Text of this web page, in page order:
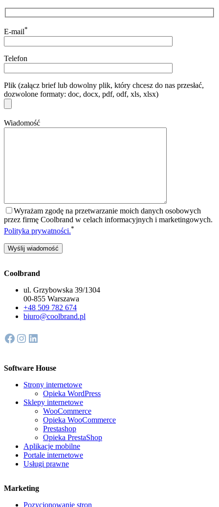
E-mail*
Telefon
Plik (załącz brief lub dowolny plik, który chcesz do nas przesłać,
dozwolone formaty: doc, docx, pdf, odf, xls, xlsx)
Wiadomość
Wyrażam zgodę na przetwarzanie moich danych osobowych
przez firmę Coolbrand w celach informacyjnych i marketingowych.
Polityka prywatności.*
Coolbrand
ul. Grzybowska 39/1304
00-855 Warszawa
+48 509 782 674
biuro@coolbrand.pl
Facebook Instagram LinkedIn
Software House
Strony internetowe
Opieka WordPress
Sklepy internetowe
WooCommerce
Opieka WooCommerce
Prestashop
Opieka PrestaShop
Aplikacje mobilne
Portale internetowe
Usługi prawne
Marketing
Pozycjonowanie stron